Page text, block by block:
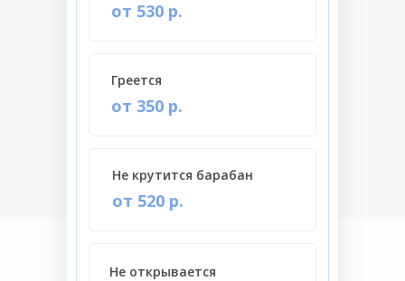
от 520 р.
Не крутится барабан
Не открывается
от 530 р.
от 350 р.
Греется